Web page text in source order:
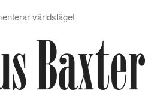
världsläget